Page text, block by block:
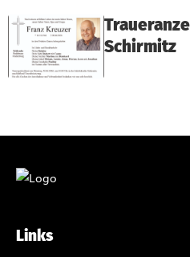
Schirmitz
Links